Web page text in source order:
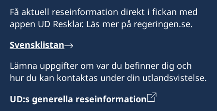
Konsul
Elleson Fraenk
Få aktuell reseinformation direkt i fickan med
appen UD Resklar. Läs mer på regeringen.se.
Svensklistan
Lämna uppgifter om var du befinner dig och
hur du kan kontaktas under din utlandsvistelse.
UD:s generella reseinformation